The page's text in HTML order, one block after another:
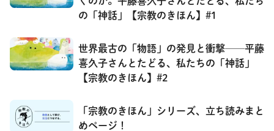
の「神話」【宗教のきほん】#1
世界最古の「物語」の発見と衝撃──平藤
喜久子さんとたどる、私たちの「神話」
【宗教のきほん】#2
「宗教のきほん」シリーズ、立ち読みまと
めページ！